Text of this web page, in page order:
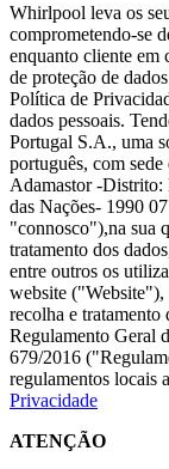
Whirlpool leva os
comprometendo-se
enquanto cliente em
de proteção de
Política de
dados pessoais.
Portugal S.A., uma
português, com
Adamastor -Distrito:
das Nações- 1990
"connosco"),na sua
tratamento dos
entre outros os
website ("Website"),
recolha e tratamento
Regulamento Geral
679/2016
regulamentos locais
Privacidade
ATENÇÃO